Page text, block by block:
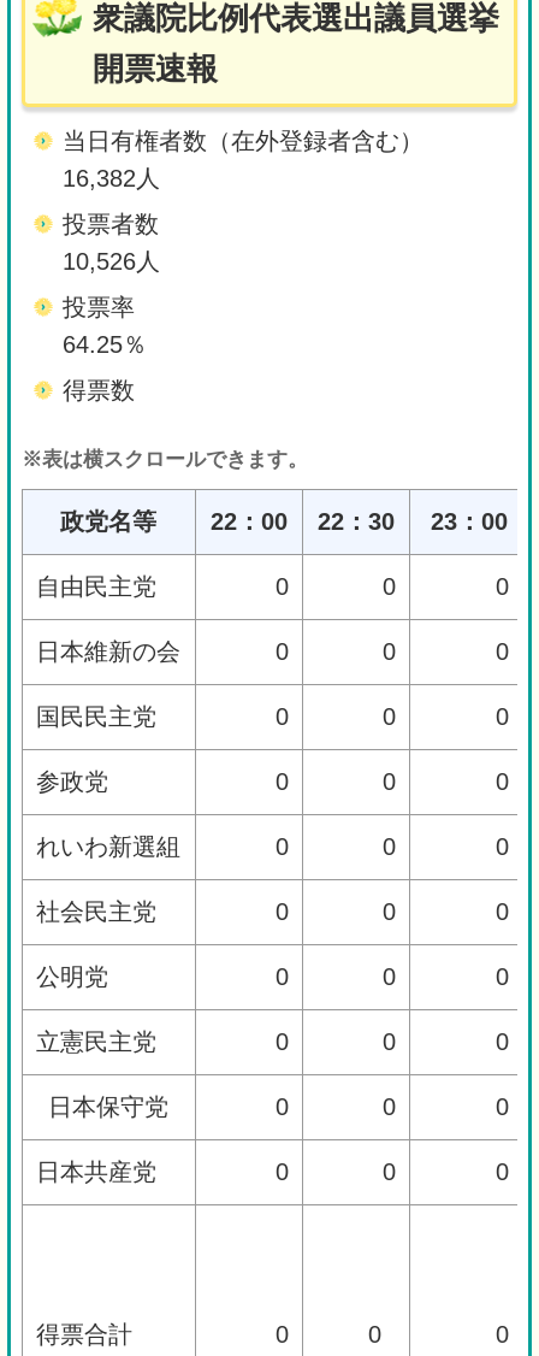
衆議院比例代表選出議員選挙
開票速報
当日有権者数（在外登録者含む）
16,382人
投票者数
10,526人
投票率
64.25％
得票数
※表は横スクロールできます。
政党名等 22： 00 22：30 23：00
自由民主党 0 0 0
日本維新の会 0 0 0
国民民主党 0 0 0
参政党 0 0 0
れいわ新選組 0 0 0
社会民主党 0 0 0
公明党 0 0 0
立憲民主党 0 0 0
日本保守党 0 0 0
日本共産党 0 0 0
得票合計 0 0 0